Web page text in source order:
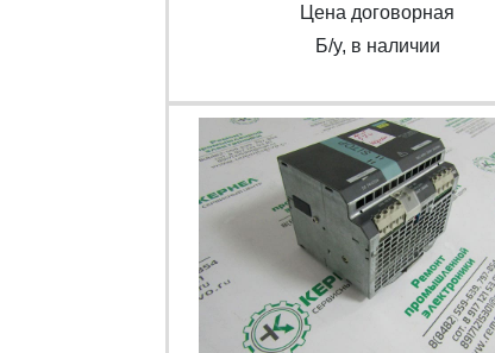
Цена договорная
Б/y, в наличии